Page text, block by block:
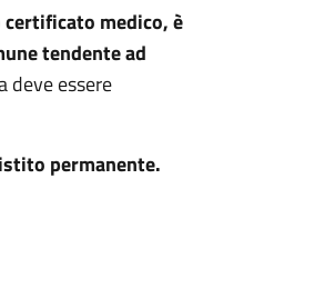
medico, è
tendente ad
deve essere
permanente.